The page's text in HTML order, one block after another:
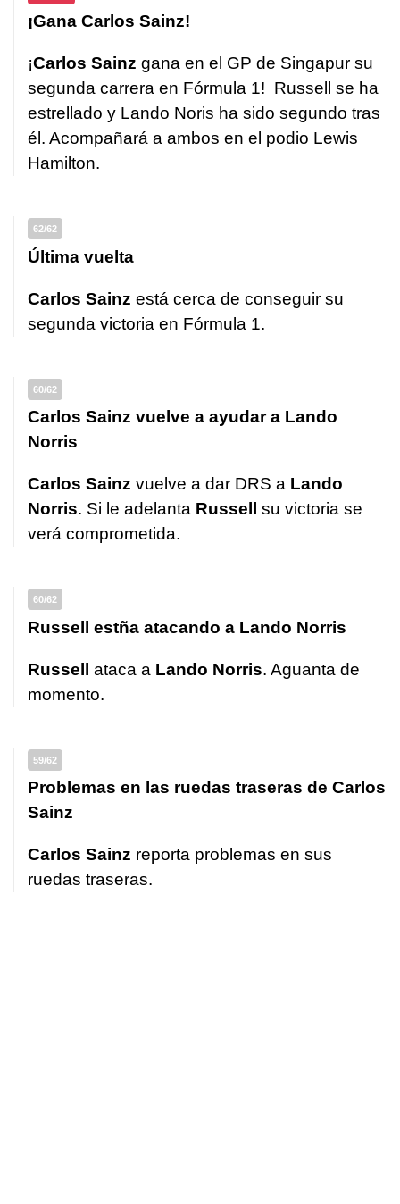
¡Gana Carlos Sainz!
¡Carlos Sainz gana en el GP de Singapur su
segunda carrera en Fórmula 1! Russell se ha
estrellado y Lando Noris ha sido segundo tras
él. Acompañará a ambos en el podio Lewis
Hamilton.
62/62
Última vuelta
Carlos Sainz está cerca de conseguir su
segunda victoria en Fórmula 1.
60/62
Carlos Sainz vuelve a ayudar a Lando
Norris
Carlos Sainz vuelve a dar DRS a Lando
Norris. Si le adelanta Russell
su victoria se
verá comprometida.
60/62
Russell estña atacando a Lando Norris
Russell ataca a Lando Norris. Aguanta de
momento.
59/62
Problemas en las ruedas traseras de Carlos
Sainz
Carlos Sainz reporta problemas en sus
ruedas traseras.